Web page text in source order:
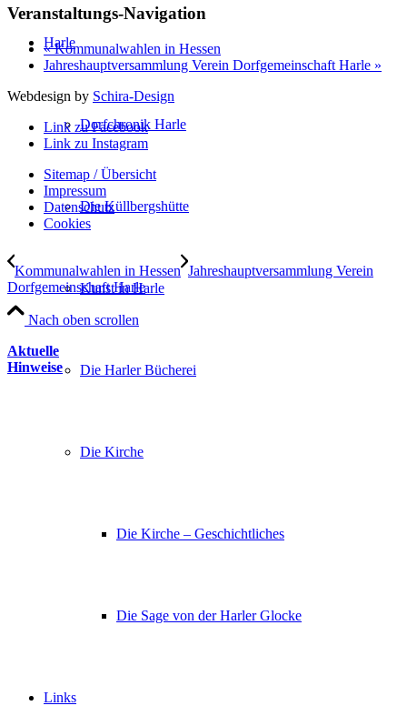
Harle
Dorfchronik Harle
Die Küllbergshütte
Kunst in Harle
Die Harler Bücherei
Die Kirche
Die Kirche – Geschichtliches
Die Sage von der Harler Glocke
Links
Veranstaltungs-Navigation
«Kommunalwahlen in Hessen
Jahreshauptversammlung Verein Dorfgemeinschaft Harle »
Webdesign by Schira-Design
Link zu Facebook
Link zu Instagram
Sitemap / Übersicht
Impressum
Datenschutz­
Cookies
Kommunalwahlen in Hessen Jahreshauptversammlung Verein
Dorfgemeinschaft Harle
Nach oben scrollen
Aktuelle
Hinweise